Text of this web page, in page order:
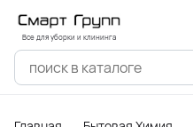
Все для уборки и клининга